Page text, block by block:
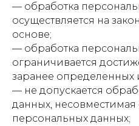
— обработка
осуществляется на
основе;
— обработка
ограничивается
заранее определенных
— не допускается
данных,
персональных данных;